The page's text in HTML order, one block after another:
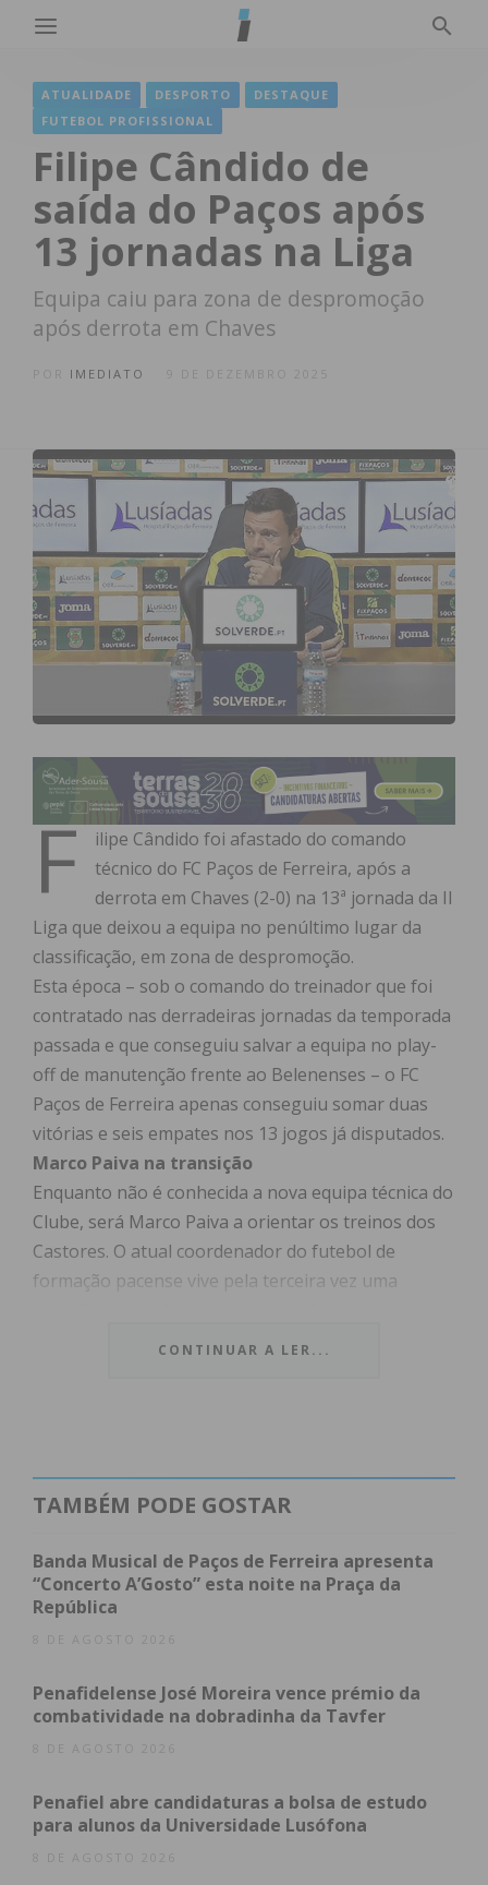
ATUALIDADE DESPORTO
DESTAQUE
FUTEBOL PROFISSIONAL
Filipe Cândido de
saída do Paços após
13 jornadas na Liga
Equipa caiu para zona de despromoção
após derrota em Chaves
IMEDIATO
F
ilipe Cândido foi afastado do comando
técnico do FC Paços de Ferreira, após a
derrota em Chaves (2-0) na 13ª jornada da II
Liga que deixou a equipa no penúltimo lugar da
classificação, em zona de despromoção.
Esta época – sob o comando do treinador que foi
contratado nas derradeiras jornadas da temporada
passada e que conseguiu salvar a equipa no play-
off de manutenção frente ao Belenenses – o FC
Paços de Ferreira apenas conseguiu somar duas
vitórias e seis empates nos 13 jogos já disputados.
Marco Paiva na transição
Enquanto não é conhecida a nova equipa técnica do
Clube, será Marco Paiva a orientar os treinos dos
Castores. O atual coordenador do futebol de
formação pacense vive pela terceira vez uma
dezembro de 2022 substituído José Mota que
2022/23.
Imediato
obtenha de forma regular a informação
atualizada.
CONTINUAR A LER...
TAMBÉM PODE GOSTAR
Banda Musical de Paços de Ferreira apresenta
“Concerto A’Gosto” esta noite na Praça da
República
8 DE AGOSTO 2026
Penafidelense José Moreira vence prémio da
combatividade na dobradinha da Tavfer
8 DE AGOSTO 2026
Penafiel abre candidaturas a bolsa de estudo
para alunos da Universidade Lusófona
8 DE AGOSTO 2026